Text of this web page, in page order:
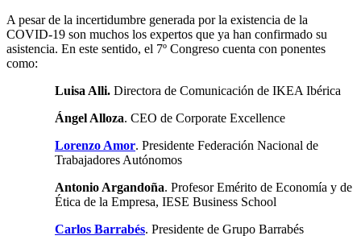
A pesar de la incertidumbre generada por la existencia de la
COVID-19 son muchos los expertos que ya han confirmado su
asistencia. En este sentido, el 7º Congreso cuenta con ponentes
como:
Luisa Alli. Directora de Comunicación de IKEA Ibérica
Ángel Alloza. CEO de Corporate Excellence
Lorenzo Amor. Presidente Federación Nacional de
Trabajadores Autónomos
Antonio Argandoña. Profesor Emérito de Economía y de
Ética de la Empresa, IESE Business School
Carlos Barrabés. Presidente de Grupo Barrabés